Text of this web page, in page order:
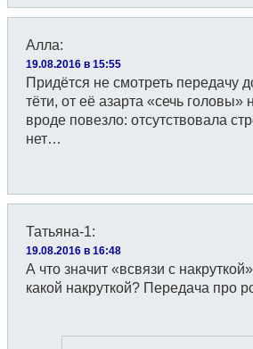
Алла:
19.08.2016 в 15:55
Придётся не смотреть передачу
тёти, от её азарта «сечь
вроде повезло: отсутствовала
нет…
Татьяна-1:
19.08.2016 в 16:48
А что значит «всвязи с
какой накруткой? Передача про